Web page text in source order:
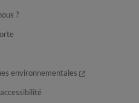
?
environnementales